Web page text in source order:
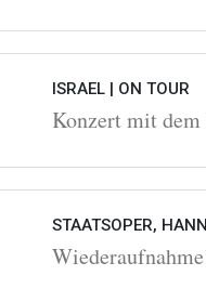
ISRAEL | ON TOUR
Konzert mit
STAATSOPER,